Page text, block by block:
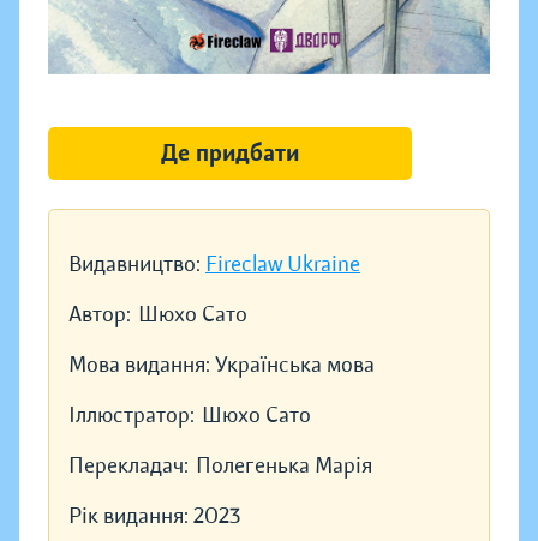
Видавництво: Fireclaw Ukraine
Автор: Шюхо Сато
Мова видання: Українська мова
Іллюстратор: Шюхо Сато
Перекладач: Полегенька Марія
Рік видання: 2023
Де придбати